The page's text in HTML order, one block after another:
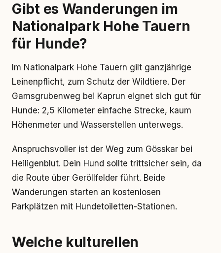
Gibt es Wanderungen im
Nationalpark Hohe Tauern
für Hunde?
Im Nationalpark Hohe Tauern gilt ganzjährige
Leinenpflicht, zum Schutz der Wildtiere. Der
Gamsgrubenweg bei Kaprun eignet sich gut für
Hunde: 2,5 Kilometer einfache Strecke, kaum
Höhenmeter und Wasserstellen unterwegs.
Anspruchsvoller ist der Weg zum Gösskar bei
Heiligenblut. Dein Hund sollte trittsicher sein, da
die Route über Geröllfelder führt. Beide
Wanderungen starten an kostenlosen
Parkplätzen mit Hundetoiletten-Stationen.
Welche kulturellen